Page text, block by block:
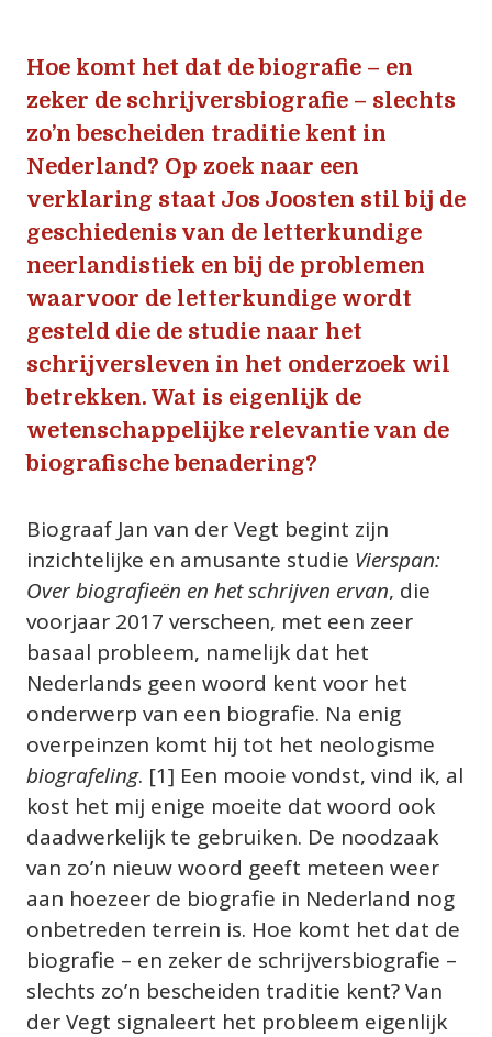
Hoe komt het dat de biografie – en
zeker de schrijversbiografie – slechts
zo’n bescheiden traditie kent in
Nederland? Op zoek naar een
verklaring staat Jos Joosten stil bij de
geschiedenis van de letterkundige
neerlandistiek en bij de problemen
waarvoor de letterkundige wordt
gesteld die de studie naar het
schrijversleven in het onderzoek wil
betrekken. Wat is eigenlijk de
wetenschappelijke relevantie van de
biografische benadering?
Biograaf Jan van der Vegt begint zijn
inzichtelijke en amusante studie Vierspan:
Over biografieën en het schrijven ervan, die
voorjaar 2017 verscheen, met een zeer
basaal probleem, namelijk dat het
Nederlands geen woord kent voor het
onderwerp van een biografie. Na enig
biografeling. [1] Een mooie vondst, vind ik, al
kost het mij enige moeite dat woord ook
daadwerkelijk te gebruiken. De noodzaak
van zo’n nieuw woord geeft meteen weer
aan hoezeer de biografie in Nederland nog
onbetreden terrein is. Hoe komt het dat de
biografie – en zeker de schrijversbiografie –
slechts zo’n bescheiden traditie kent? Van
der Vegt signaleert het probleem eigenlijk